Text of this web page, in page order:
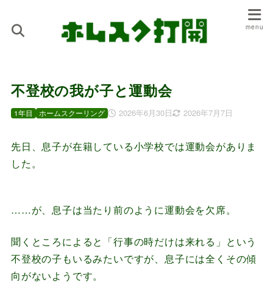
不登校の我が子と運動会
2026年6月30日 2026年7月7日
1年目 ホームスクーリング
先日、息子が在籍している小学校では運動会がありま
した。
……が、息子は当たり前のように運動会を欠席。
聞くところによると「行事の時だけは来れる」という
不登校の子もいるみたいですが、息子には全くその傾
向がないようです。